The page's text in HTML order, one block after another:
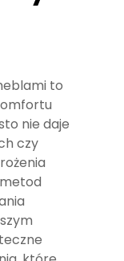
to
nie daje
czy